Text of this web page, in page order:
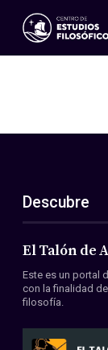
Eventos
ES
EN
Acerca de
Miembros
Convenios
Descubre
El Talón de
Este es un portal
con la finalidad
filosofía.